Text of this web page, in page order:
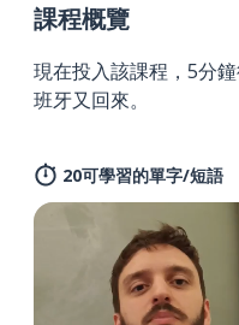
課程概覽
現在投入該課程，5分
班牙又回來。
20可學習的單字/短語